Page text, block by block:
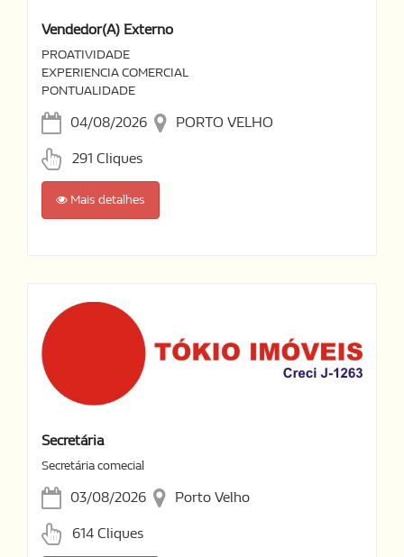
Vendedor(a) Externo
PROATIVIDADE
EXPERIENCIA COMERCIAL
PONTUALIDADE
04/08/2026 PORTO VELHO
291 Cliques
Mais detalhes
Secretária
Secretária comecial
03/08/2026 Porto Velho
614 Cliques